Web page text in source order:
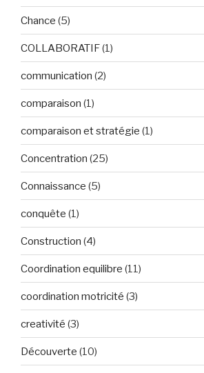
Chance (5)
COLLABORATIF(1)
communication (2)
comparaison (1)
comparaison et stratégie (1)
Concentration (25)
Connaissance (5)
conquête (1)
Construction (4)
Coordination equilibre (11)
coordination motricité (3)
creativité (3)
Découverte (10)